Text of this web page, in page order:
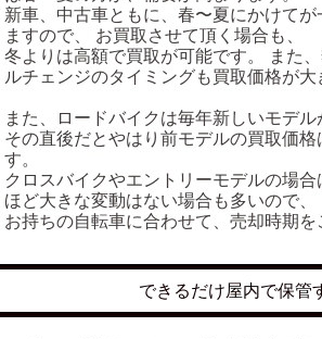
新車、中古車ともに、春〜夏にかけてが
ますので、 お買取させて頂く場合も、
冬よりは高額で買取が可能です。 また
ルチェンジのタイミングも買取価格が大
また、ロードバイクは毎年新しいモデル
その直後だとやはり前モデルの買取価格
す。
クロスバイクやエントリーモデルの場
ほど大きな変動はない場合も多いので、
お持ちの自転車に合わせて、売却時期を
できるだけ屋内で保管